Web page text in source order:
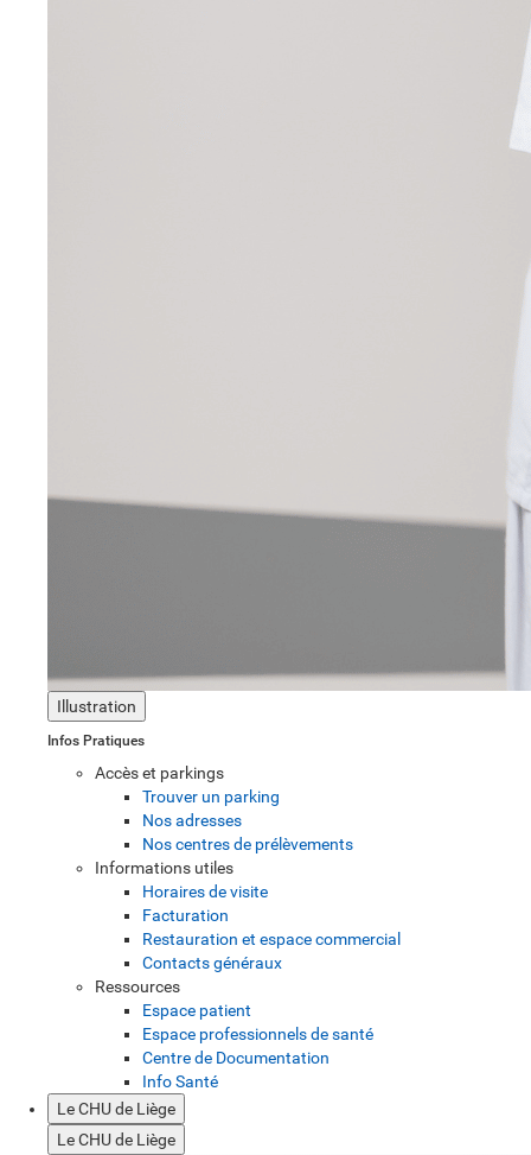
Illustration
Infos Pratiques
Accès et parkings
Trouver un parking
Nos adresses
Nos centres de prélèvements
Informations utiles
Horaires de visite
Facturation
Restauration et espace commercial
Contacts généraux
Ressources
Espace patient
Espace professionnels de santé
Centre de Documentation
Info Santé
Le CHU de Liège
Le CHU de Liège